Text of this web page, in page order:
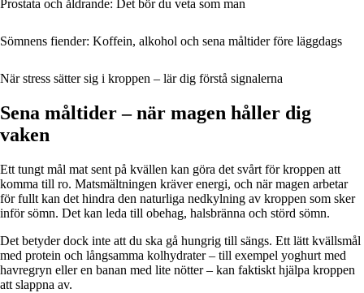
Prostata och åldrande: Det bör du veta som man
Sömnens fiender: Koffein, alkohol och sena måltider före läggdags
När stress sätter sig i kroppen – lär dig förstå signalerna
Sena måltider – när magen håller dig
vaken
Ett tungt mål mat sent på kvällen kan göra det svårt för kroppen att
komma till ro. Matsmältningen kräver energi, och när magen arbetar
för fullt kan det hindra den naturliga nedkylning av kroppen som sker
inför sömn. Det kan leda till obehag, halsbränna och störd sömn.
Det betyder dock inte att du ska gå hungrig till sängs. Ett lätt kvällsmål
med protein och långsamma kolhydrater – till exempel yoghurt med
havregryn eller en banan med lite nötter – kan faktiskt hjälpa kroppen
att slappna av.